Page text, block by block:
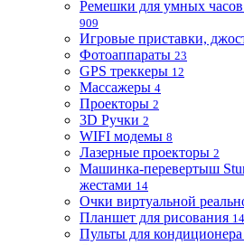
Ремешки для умных
909
Игровые приставки,
Фотоаппараты 23
GPS треккеры 12
Массажеры 4
Проекторы 2
3D Ручки 2
WIFI модемы 8
Лазерные проекторы 2
Машинка-перевертыш
жестами 14
Очки виртуальной
Планшет для рисования 14
Пульты для кондиционера